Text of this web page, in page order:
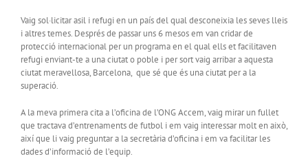
Vaig sol·licitar asil i refugi en un país del qual desconeixia les seves lleis
i altres temes. Després de passar uns 6 mesos em van cridar de
protecció internacional per un programa en el qual ells et facilitaven
refugi enviant-te a una ciutat o poble i per sort vaig arribar a aquesta
ciutat meravellosa, Barcelona, que sé que és una ciutat per a la
superació.
A la meva primera cita a l’oficina de l’ONG Accem, vaig mirar un fullet
que tractava d’entrenaments de futbol i em vaig interessar molt en això,
així que li vaig preguntar a la secretària d’oficina i em va facilitar les
dades d’informació de l’equip.